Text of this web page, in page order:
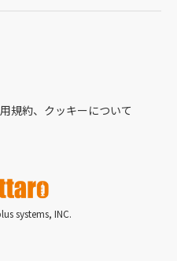
規約、クッキーについて
systems, INC.